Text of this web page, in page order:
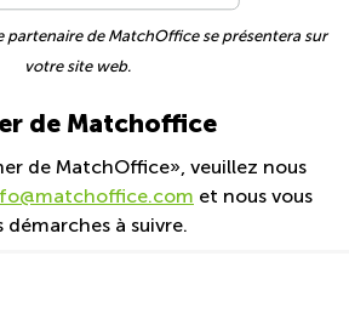
partenaire de MatchOffice se présentera sur
votre site web.
de Matchoffice
de MatchOffice», veuillez nous
et nous vous
démarches à suivre.